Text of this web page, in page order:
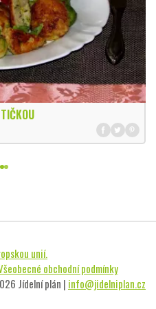
unií.
obchodní podmínky
Jídelní plán | info@jidelniplan.cz